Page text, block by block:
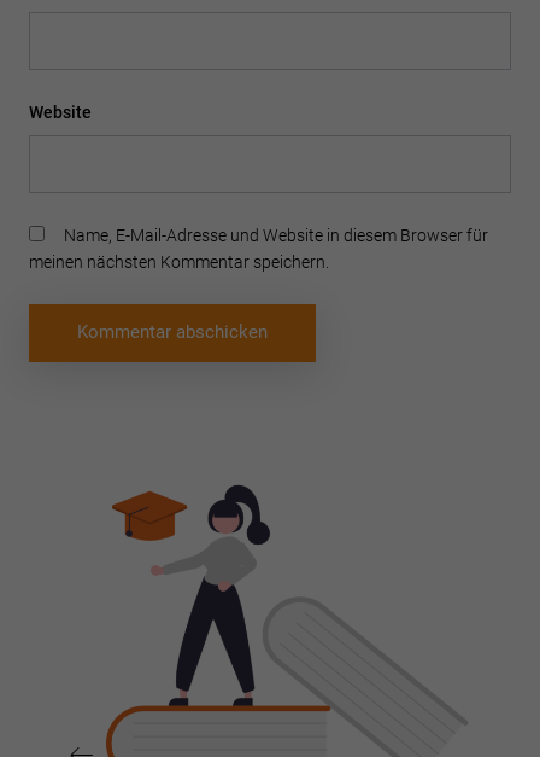
Website
Name, E-Mail-Adresse und Website in diesem Browser für
meinen nächsten Kommentar speichern.